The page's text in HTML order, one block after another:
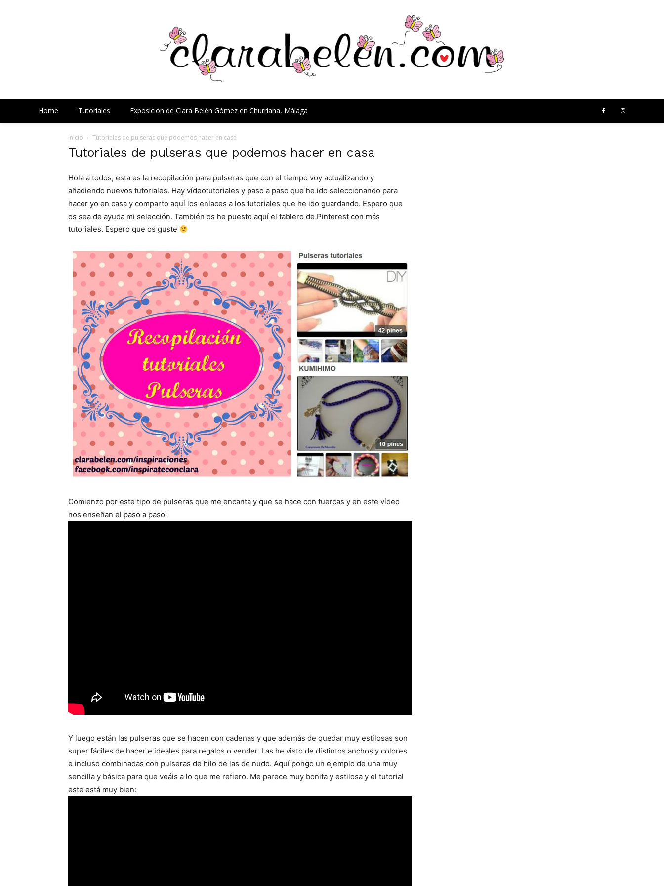
Home Tutoriales Exposición de Clara Belén Gómez en Churriana, Málaga
Inicio Tutoriales de pulseras que podemos hacer en casa
Tutoriales de pulseras que podemos hacer en casa
Hola a todos, esta es la recopilación para pulseras que con el tiempo voy actualizando y
añadiendo nuevos tutoriales. Hay vídeotutoriales y paso a paso que he ido seleccionando para
hacer yo en casa y comparto aquí los enlaces a los tutoriales que he ido guardando. Espero que
os sea de ayuda mi selección. También os he puesto aquí el tablero de Pinterest con más
tutoriales. Espero que os guste
Comienzo por este tipo de pulseras que me encanta y que se hace con tuercas y en este vídeo
nos enseñan el paso a paso:
Y luego están las pulseras que se hacen con cadenas y que además de quedar muy estilosas son
super fáciles de hacer e ideales para regalos o vender. Las he visto de distintos anchos y colores
e incluso combinadas con pulseras de hilo de las de nudo. Aquí pongo un ejemplo de una muy
sencilla y básica para que veáis a lo que me refiero. Me parece muy bonita y estilosa y el tutorial
este está muy bien: